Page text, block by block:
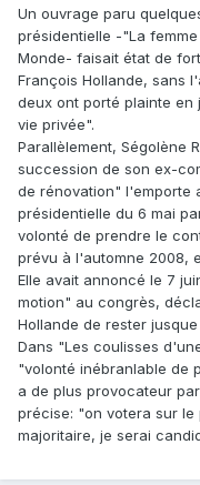
Un ouvrage paru
présidentielle -"La
Monde- faisait état de
François Hollande, sans
deux ont porté plainte
vie privée".
Parallèlement, Ségolène
succession de son ex-
de rénovation" l'emporte
présidentielle du 6 mai
volonté de prendre le
prévu à l'automne 2008,
Elle avait annoncé le 7
motion" au congrès,
Hollande de rester
Dans "Les coulisses
"volonté inébranlable de
a de plus provocateur
précise: "on votera sur
majoritaire, je serai